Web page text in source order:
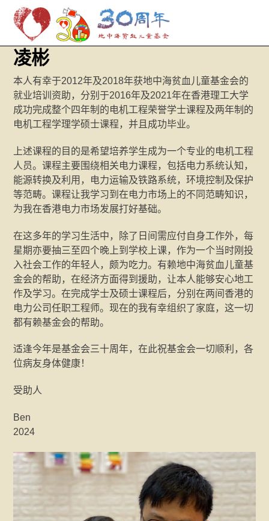
Skip
content
凌彬
本人有幸于2012年及2018年获地中海贫血儿童基金会的
就业培训资助，分别于2016年及2021年在香港理工大学
成功完成整个四年制的电机工程荣誉学士课程及两年制的
电机工程学理学硕士课程，并且成功毕业。
上述课程的目的是希望培养学生成为一个专业的电机工程
人员。课程主要围绕相关电力课程，包括电力系统认知，
能源转换及利用，电力运输及铁路系统，环境控制及保护
等范畴。课程让我学习到在电力市场上的不同范畴知识，
为我在香港电力市场发展打好基础。
在这多年的学习生活中，除了日间需应付自身工作外，每
星期亦要抽三至四个晚上到学校上课，作为一个当时刚投
入社会工作的年轻人，颇为吃力。有赖地中海贫血儿童基
金会的帮助，在经济方面得到援助，让本人能够安心地工
作及学习。在完成学士及硕士课程后，分别在两间香港的
电力公司任职工程师。现在的我有幸组织了家庭，这一切
都有赖基金会的帮助。
适逢今年是基金会三十周年，在此祝基金会一切顺利，各
位病友身体健康！
受助人
Ben
2024